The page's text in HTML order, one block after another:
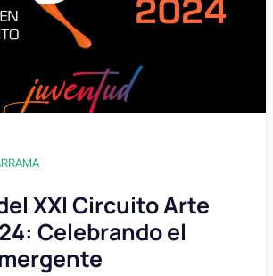
XXI Circuito Arte
Celebrando el